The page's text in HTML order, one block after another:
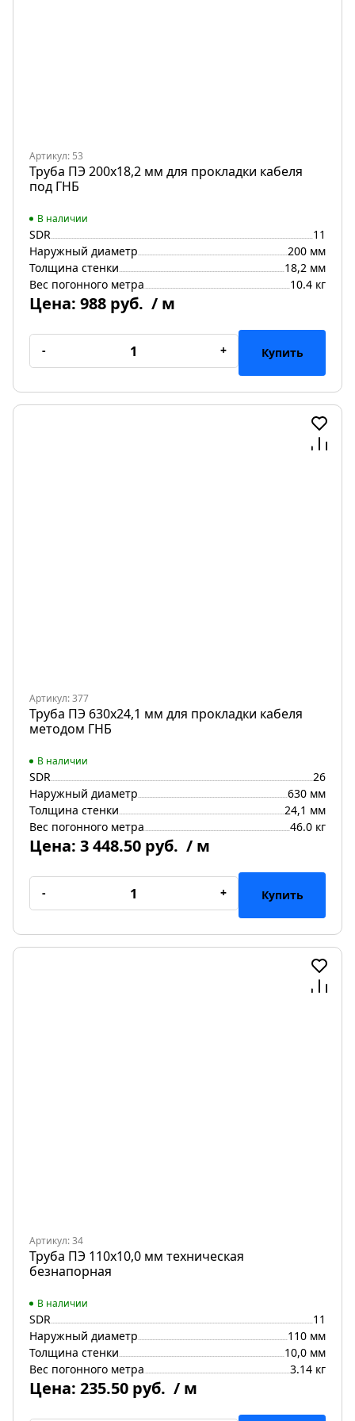
Артикул: 53
Труба ПЭ 200x18,2 мм для прокладки кабеля
под ГНБ
В наличии
SDR
11
Наружный диаметр
200 мм
Толщина стенки
18,2 мм
Вес погонного метра
10.4 кг
Цена: 988 руб. / м
- + Купить
Артикул: 377
Труба ПЭ 630х24,1 мм для прокладки кабеля
методом ГНБ
В наличии
SDR
26
Наружный диаметр
630 мм
Толщина стенки
24,1 мм
Вес погонного метра
46.0 кг
Цена: 3 448.50 руб. / м
- + Купить
Артикул: 34
Труба ПЭ 110x10,0 мм техническая
безнапорная
В наличии
SDR
11
Наружный диаметр
110 мм
Толщина стенки
10,0 мм
Вес погонного метра
3.14 кг
Цена: 235.50 руб. / м